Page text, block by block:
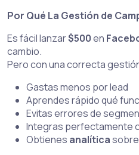
Por Qué La Gestión de
Es fácil lanzar$500en
cambio.
Pero con una correcta
Gastas menos por lead
Aprendes rápido qué
Evitas errores de
Integras perfectamente
Obtienes analítica